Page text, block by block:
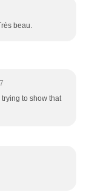
beau.
to show that